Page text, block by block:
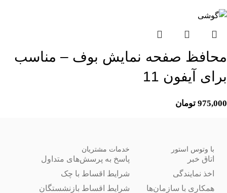
محافظ صفحه نمایش بوف – مناسب
برای آیفون 11
975,000 تومان
با وتوس استور
اتاق خبر
اخذ نمایندگی
همکاری با سازمان‌ها
خدمات مشتریان
پاسخ به پرسش‌های متداول
شرایط اقساط با چک
شرایط اقساط بازنشستگان